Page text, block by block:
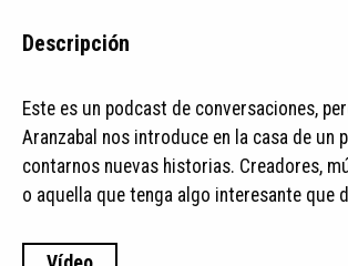
Descripción
Este es un podcast de conversaciones,
Aranzabal nos introduce en la casa de un
contarnos nuevas historias. Creadores,
o aquella que tenga algo interesante que